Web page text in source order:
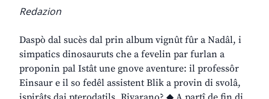
Redazion
Daspò dal sucès dal prin album vignût fûr a Nadâl, i
simpatics dinosauruts che a fevelin par furlan a
proponin pal Istât une gnove aventure: il professôr
Einsaur e il so fedêl assistent Blik a provin di svolâ,